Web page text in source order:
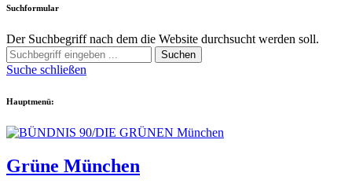
Suchformular
Der Suchbegriff nach dem die Website durchsucht werden soll.
Suchen
Suche schließen
Hauptmenü:
Grüne München